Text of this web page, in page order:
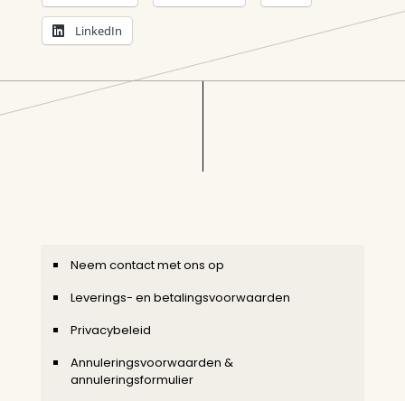
LinkedIn
Neem contact met ons op
Leverings- en betalingsvoorwaarden
Privacybeleid
Annuleringsvoorwaarden &
annuleringsformulier